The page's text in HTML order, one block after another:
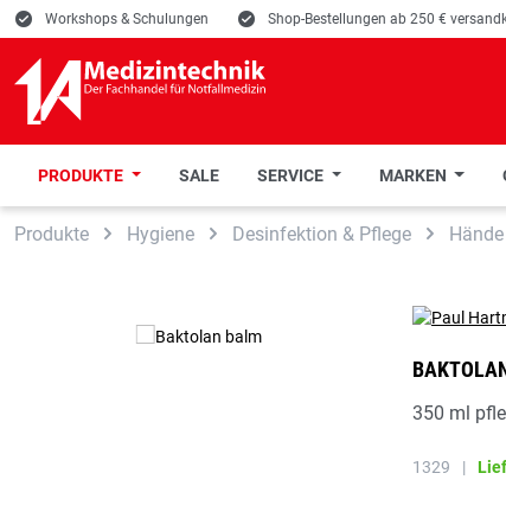
Zur Suche springen
Zur Hauptnavigation springen
E Workshops & Schulungen E Shop-Bestellungen ab 250 €
PRODUKTE SALE SERVICE MARKEN
Produkte Hygiene Desinfektion & Pflege Hände
350 ml
1329 |